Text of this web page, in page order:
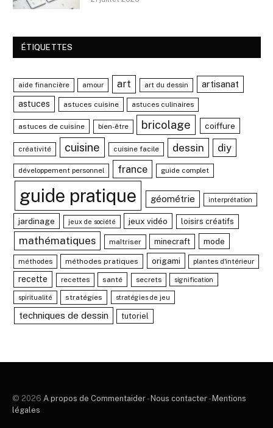
ÉTIQUETTES
aide financière amour art art du dessin artisanat
astuces astuces cuisine astuces culinaires
astuces de cuisine bien-être bricolage coiffure
créativité cuisine cuisine facile dessin diy
développement personnel france guide complet
guide pratique géométrie interprétation
jardinage jeux de société jeux vidéo loisirs créatifs
mathématiques maîtriser minecraft mode
méthodes méthodes pratiques origami plantes d'intérieur
recette recettes santé secrets signification
spiritualité stratégies stratégies de jeu
techniques de dessin tutoriel
© 2026 A propos de Commentaider - Nous contacter - Mentions
légales